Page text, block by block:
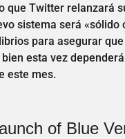
que Twitter relanzará
sistema será
para asegurar
esta vez
este mes.
of Blue